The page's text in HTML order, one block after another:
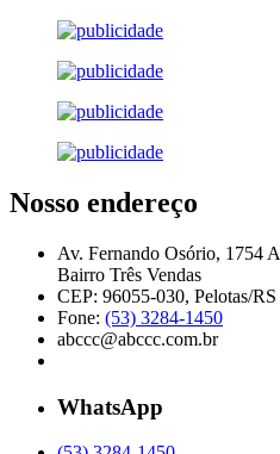
Nosso endereço
Av. Fernando Osório, 1754 A
Bairro Três Vendas
CEP: 96055-030, Pelotas/RS
Fone: (53) 3284-1450
abccc@abccc.com.br
WhatsApp